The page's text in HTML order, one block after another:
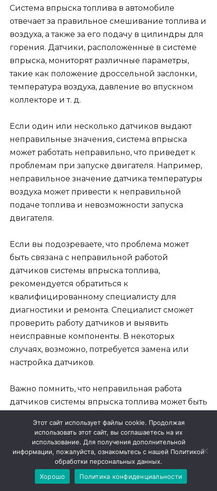
Система впрыска топлива в автомобиле
отвечает за правильное смешивание топлива и
воздуха, а также за его подачу в цилиндры для
горения. Датчики, расположенные в системе
впрыска, мониторят различные параметры,
такие как положение дроссельной заслонки,
температура воздуха, давление во впускном
коллекторе и т. д.
Если один или несколько датчиков выдают
неправильные значения, система впрыска
может работать неправильно, что приведет к
проблемам при запуске двигателя. Например,
неправильное значение датчика температуры
воздуха может привести к неправильной
подаче топлива и невозможности запуска
двигателя.
Если вы подозреваете, что проблема может
быть связана с неправильной работой
датчиков системы впрыска топлива,
рекомендуется обратиться к
квалифицированному специалисту для
диагностики и ремонта. Специалист сможет
проверить работу датчиков и выявить
неисправные компоненты. В некоторых
случаях, возможно, потребуется замена или
настройка датчиков.
Важно помнить, что неправильная работа
датчиков системы впрыска топлива может быть
с запуском двигателя. Для точной диагностики
и устранения неполадок рекомендуется
обратиться к проверенному автосервису или
дилерскому центру Volkswagen.
Этот сайт использует файлы cookie. Продолжая
использовать этот сайт, вы соглашаетесь на их
использование. Для получения дополнительной
информации, пожалуйста, ознакомьтесь с нашей Политикой
обработки персональных данных.
Хорошо
Политика конфиденциальности